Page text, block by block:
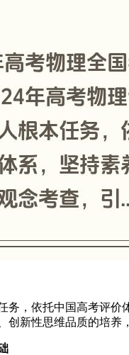
，依托中国高考评价
新性思维品质的培养